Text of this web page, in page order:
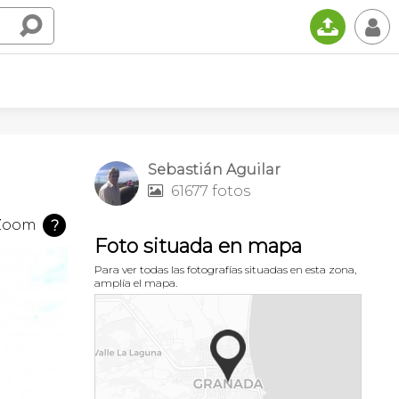
📤 👤
?
Sebastián Aguilar
 61677 fotos
Foto situada en mapa
Para ver todas las fotografías situadas en esta zona,
amplía el mapa.